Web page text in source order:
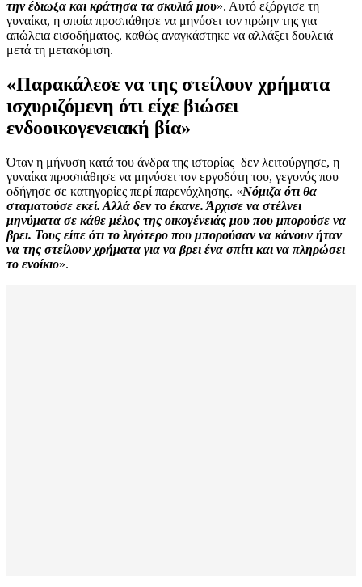
την έδιωξα και κράτησα τα σκυλιά μου». Αυτό εξόργισε τη
γυναίκα, η οποία προσπάθησε να μηνύσει τον πρώην της για
απώλεια εισοδήματος, καθώς αναγκάστηκε να αλλάξει δουλειά
μετά τη μετακόμιση.
«Παρακάλεσε να της στείλουν χρήματα
ισχυριζόμενη ότι είχε βιώσει
ενδοοικογενειακή βία»
Όταν η μήνυση κατά του άνδρα της ιστορίας δεν λειτούργησε, η
γυναίκα προσπάθησε να μηνύσει τον εργοδότη του, γεγονός που
οδήγησε σε κατηγορίες περί παρενόχλησης. «Νόμιζα ότι θα
σταματούσε εκεί. Αλλά δεν το έκανε. Άρχισε να στέλνει
μηνύματα σε κάθε μέλος της οικογένειάς μου που μπορούσε να
βρει. Τους είπε ότι το λιγότερο που μπορούσαν να κάνουν ήταν
να της στείλουν χρήματα για να βρει ένα σπίτι και να πληρώσει
το ενοίκιο».